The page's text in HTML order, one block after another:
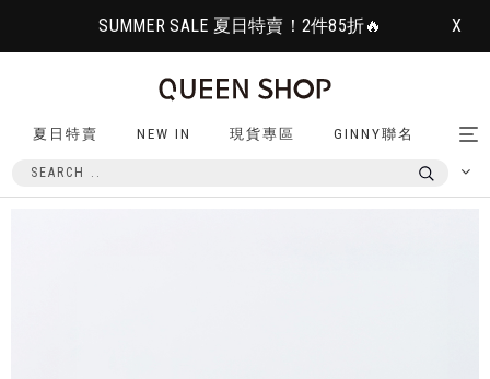
SUMMER SALE 夏日特賣！2件85折🔥 X
夏日特賣 NEW IN 現貨專區 GINNY聯名